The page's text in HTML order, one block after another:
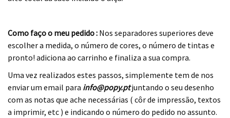
Como faço o meu pedido : Nos separadores superiores deve
escolher a medida, o número de cores, o número de tintas e
pronto! adiciona ao carrinho e finaliza a sua compra.
Uma vez realizados estes passos, simplemente tem de nos
enviar um email para info@popy.ptjuntando o seu desenho
com as notas que ache necessárias ( côr de impressão, textos
a imprimir, etc ) e indicando o número do pedido no assunto.